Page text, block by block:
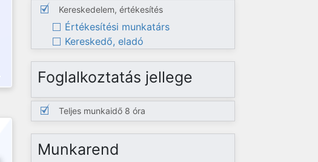
Kereskedelem, értékesítés
Értékesítési munkatárs
Kereskedő, eladó
Foglalkoztatás jellege
Teljes munkaidő 8 óra
Munkarend